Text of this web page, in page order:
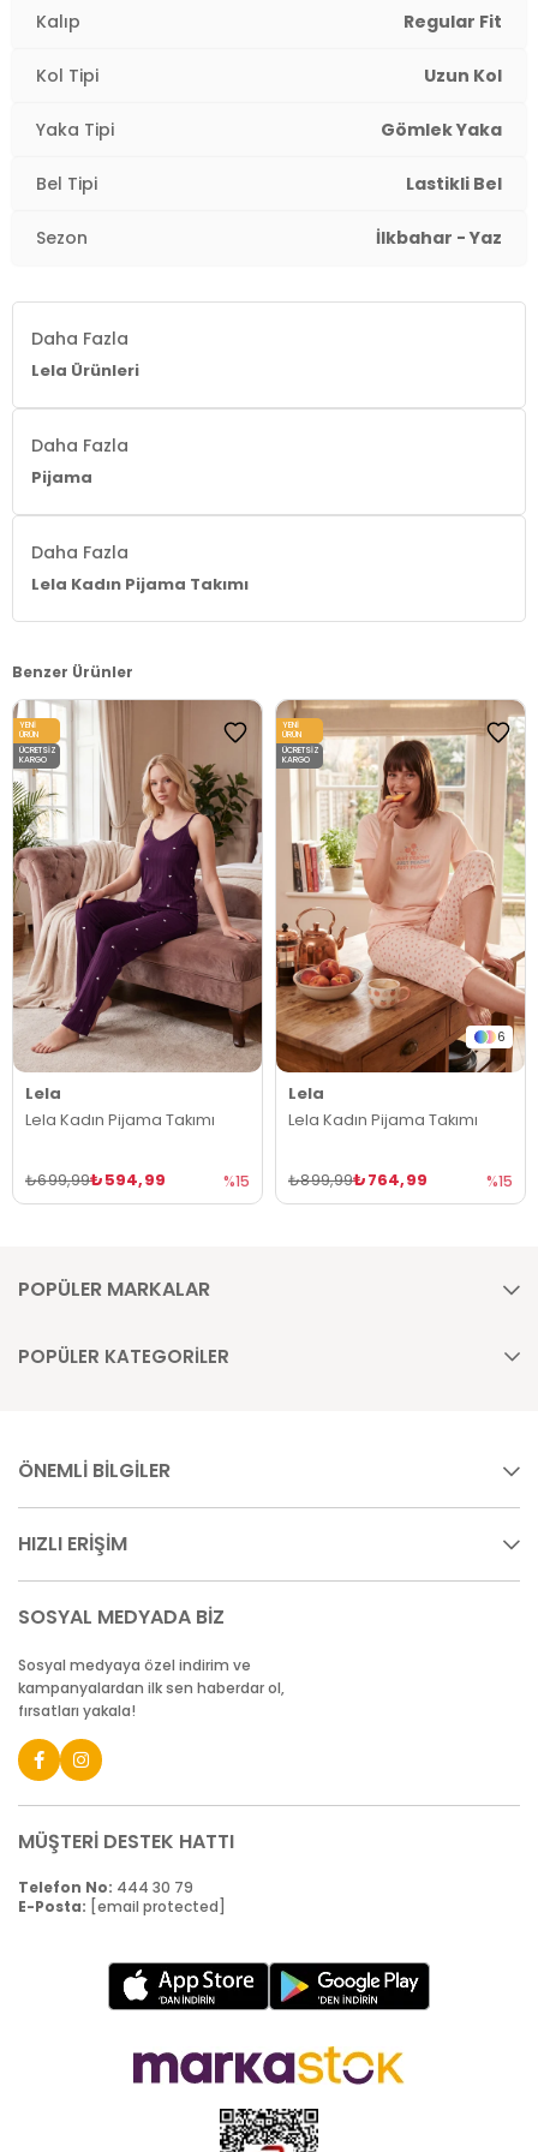
2DY611PT288Y.07
Kalıp Regular Fit
Kol Tipi Uzun Kol
Yaka Tipi Gömlek Yaka
Bel Tipi Lastikli Bel
Sezon İlkbahar - Yaz
Daha Fazla
Lela Ürünleri
Daha Fazla
Pijama
Daha Fazla
Lela Kadın Pijama Takımı
Benzer Ürünler
Lela
Lela Kadın Pijama Takımı
₺594,99
₺699,99 %15
YENI
ÜRÜN
ÜCRETSIZ
KARGO
6
Lela
Lela Kadın Pijama Takımı
₺764,99
₺899,99 %15
YENI
ÜRÜN
ÜCRETSIZ
KARGO
POPÜLER MARKALAR
POPÜLER KATEGORİLER
ÖNEMLİ BİLGİLER
HIZLI ERİŞİM
SOSYAL MEDYADA BİZ
Sosyal medyaya özel indirim ve
kampanyalardan ilk sen haberdar ol,
fırsatları yakala!
MÜŞTERİ DESTEK HATTI
Telefon No: 444 30 79
E-Posta: [email protected]